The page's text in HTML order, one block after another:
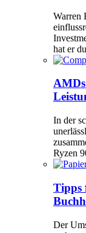
Warren
hat er
In der
Ryzen
Tipps
Der